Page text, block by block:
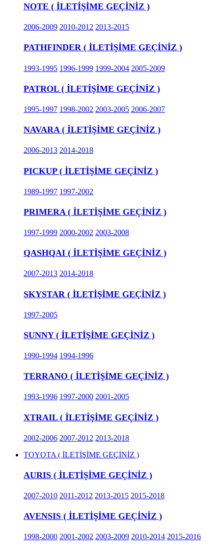
NOTE ( İLETİŞİME GEÇİNİZ )
2006-2009 2010-2012 2013-2015
PATHFINDER ( İLETİŞİME GEÇİNİZ )
1993-1995 1996-1999 1999-2004 2005-2009
PATROL ( İLETİŞİME GEÇİNİZ )
1995-1997 1998-2002 2003-2005 2006-2007
NAVARA ( İLETİŞİME GEÇİNİZ )
2006-2013 2014-2018
PICKUP ( İLETİŞİME GEÇİNİZ )
1989-1997 1997-2002
PRIMERA ( İLETİŞİME GEÇİNİZ )
1997-1999 2000-2002 2003-2008
QASHQAI ( İLETİŞİME GEÇİNİZ )
2007-2013 2014-2018
SKYSTAR ( İLETİŞİME GEÇİNİZ )
1997-2005
SUNNY ( İLETİŞİME GEÇİNİZ )
1990-1994 1994-1996
TERRANO ( İLETİŞİME GEÇİNİZ )
1993-1996 1997-2000 2001-2005
XTRAIL ( İLETİŞİME GEÇİNİZ )
2002-2006 2007-2012 2013-2018
TOYOTA ( İLETİŞİME GEÇİNİZ )
AURIS ( İLETİŞİME GEÇİNİZ )
2007-2010 2011-2012 2013-2015 2015-2018
AVENSIS ( İLETİŞİME GEÇİNİZ )
1998-2000 2001-2002 2003-2009 2010-2014 2015-2016